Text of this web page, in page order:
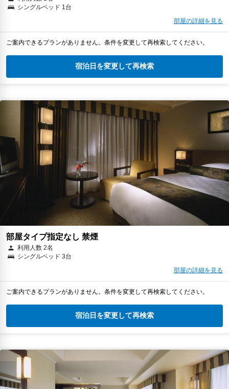
シングルベッド 1台
部屋の詳細を見る
ご案内できるプランがありません。条件を変更して再検索してください。
宿泊日を変更して再検索
部屋タイプ指定なし 禁煙
利用人数 2名
シングルベッド 3台
部屋の詳細を見る
ご案内できるプランがありません。条件を変更して再検索してください。
宿泊日を変更して再検索